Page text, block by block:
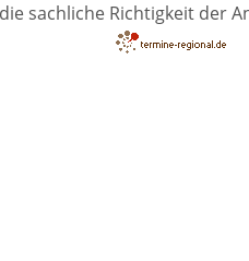
sachliche Richtigkeit der